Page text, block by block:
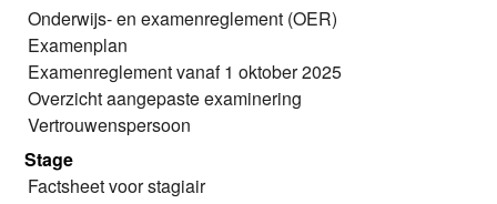
Onderwijs- en examenreglement (OER)
Examenplan
Examenreglement vanaf 1 oktober 2025
Overzicht aangepaste examinering
Vertrouwenspersoon
Stage
Factsheet voor stagiair